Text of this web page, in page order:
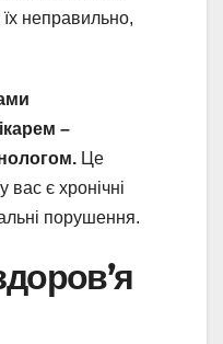
неправильно,
–
Це
є хронічні
порушення.